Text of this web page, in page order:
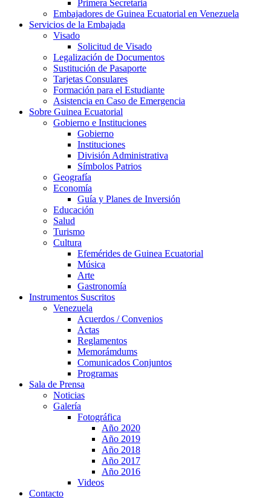
Primera Secretaria
Embajadores de Guinea Ecuatorial en Venezuela
Servicios de la Embajada
Visado
Solicitud de Visado
Legalización de Documentos
Sustitución de Pasaporte
Tarjetas Consulares
Formación para el Estudiante
Asistencia en Caso de Emergencia
Sobre Guinea Ecuatorial
Gobierno e Instituciones
Gobierno
Instituciones
División Administrativa
Símbolos Patrios
Geografía
Economía
Guía y Planes de Inversión
Educación
Salud
Turismo
Cultura
Efemérides de Guinea Ecuatorial
Música
Arte
Gastronomía
Instrumentos Suscritos
Venezuela
Acuerdos / Convenios
Actas
Reglamentos
Memorámdums
Comunicados Conjuntos
Programas
Sala de Prensa
Noticias
Galería
Fotográfica
Año 2020
Año 2019
Año 2018
Año 2017
Año 2016
Videos
Contacto